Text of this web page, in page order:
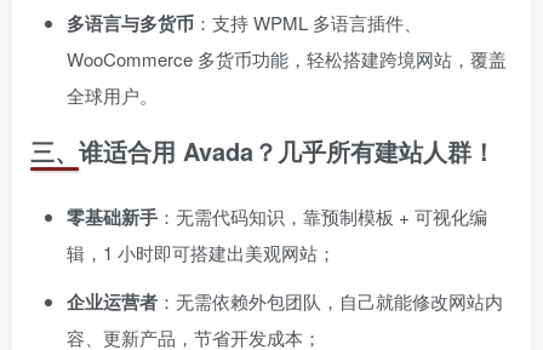
多语言与多货币 ：支持 WPML 多语言插件、
WooCommerce 多货币功能，轻松搭建跨境网站，覆盖
全球用户。
三、谁适合用 Avada？几乎所有建站人群！
零基础新手 ：无需代码知识，靠预制模板 + 可视化编
辑，1 小时即可搭建出美观网站；
企业运营者 ：无需依赖外包团队，自己就能修改网站内
容、更新产品，节省开发成本；